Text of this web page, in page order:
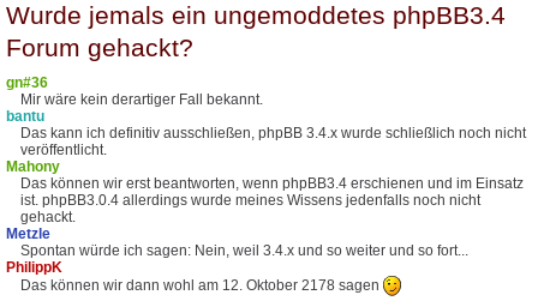
Wurde jemals ein ungemoddetes phpBB3.4
Forum gehackt?
gn#36
Mir wäre kein derartiger Fall bekannt.
bantu
Das kann ich definitiv ausschließen, phpBB 3.4.x wurde schließlich noch nicht
veröffentlicht.
Mahony
Das können wir erst beantworten, wenn phpBB3.4 erschienen und im Einsatz
ist. phpBB3.0.4 allerdings wurde meines Wissens jedenfalls noch nicht
gehackt.
Metzle
Spontan würde ich sagen: Nein, weil 3.4.x und so weiter und so fort...
PhilippK
Das können wir dann wohl am 12. Oktober 2178 sagen